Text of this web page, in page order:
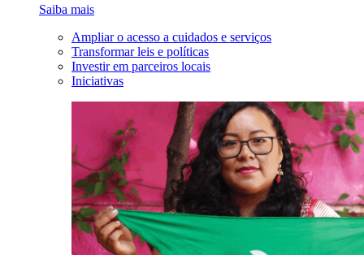
Saiba mais
Ampliar o acesso a cuidados e serviços
Transformar leis e políticas
Investir em parceiros locais
Iniciativas